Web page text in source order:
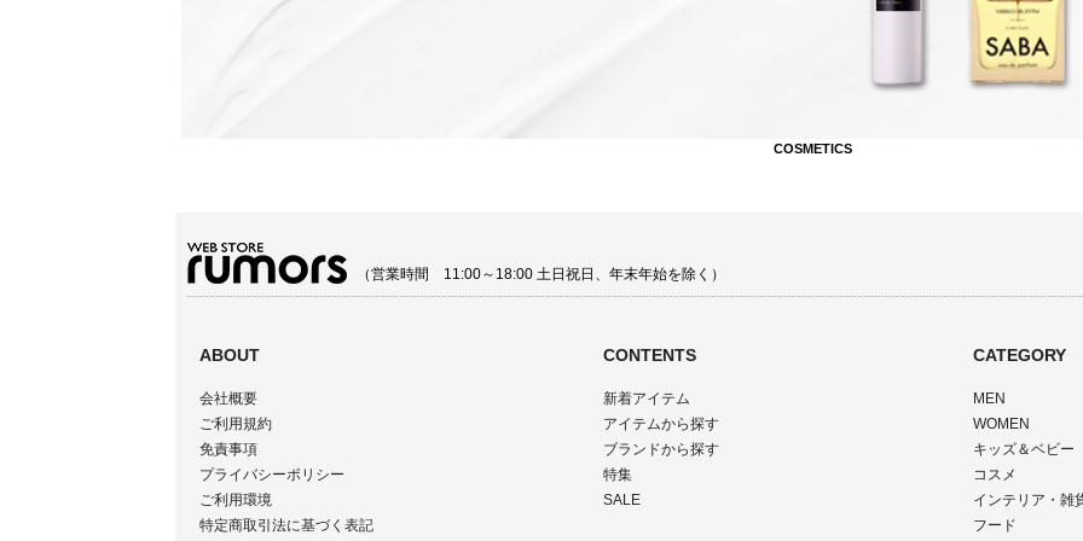
COSMETICS
（営業時間 11:00～18:00 土日祝日、年末年始を除く）
ABOUT
会社概要
ご利用規約
免責事項
プライバシーポリシー
ご利用環境
特定商取引法に基づく表記
CONTENTS
新着アイテム
アイテムから探す
ブランドから探す
特集
SALE
CATEGORY
MEN
WOMEN
キッズ＆ベビー
コスメ
インテリア・雑
フード